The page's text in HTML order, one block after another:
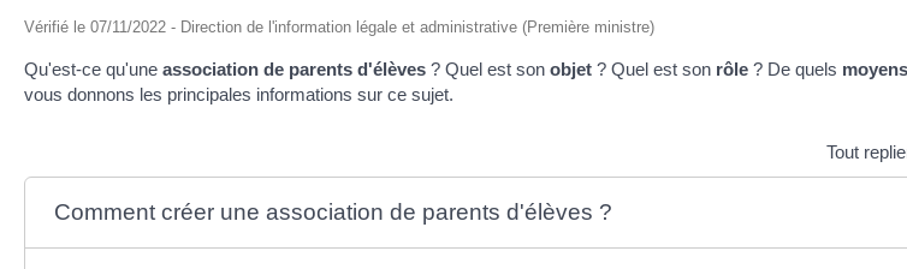
Vérifié le 07/11/2022 - Direction de l'information légale et administrative (Première ministre)
Qu'est-ce qu'une association de parents d'élèves ? Quel est son objet ? Quel est son rôle ? De quels moyens
vous donnons les principales informations sur ce sujet.
Tout
Comment créer une association de parents d'élèves ?